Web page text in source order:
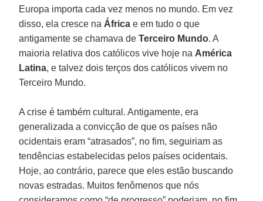
Europa importa cada vez menos no mundo. Em vez
disso, ela cresce na África e em tudo o que
antigamente se chamava deTerceiro Mundo. A
maioria relativa dos católicos vive hoje na América
Latina, e talvez dois terços dos católicos vivem no
Terceiro Mundo.
A crise é também cultural. Antigamente, era
generalizada a convicção de que os países não
ocidentais eram “atrasados”, no fim, seguiriam as
tendências estabelecidas pelos países ocidentais.
Hoje, ao contrário, parece que eles estão buscando
novas estradas. Muitos fenômenos que nós